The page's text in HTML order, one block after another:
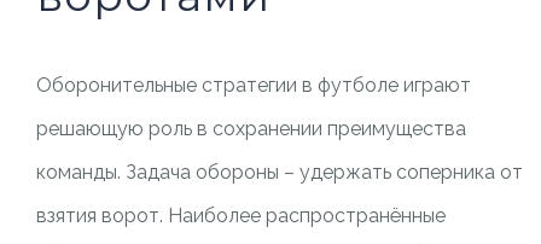
Оборонительные стратегии в футболе играют
решающую роль в сохранении преимущества
команды. Задача обороны – удержать соперника от
взятия ворот. Наиболее распространённые